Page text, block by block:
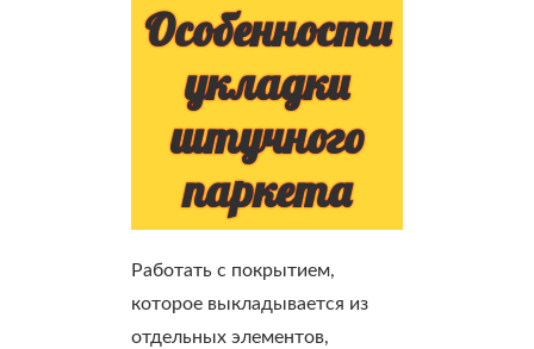
Особенности
укладки
штучного
паркета
Работать с покрытием,
которое выкладывается из
отдельных элементов,